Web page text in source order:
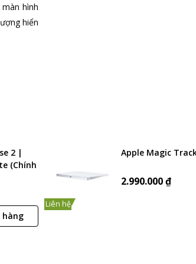
hình
hiển
2 |
(Chính
hàng
Liên hệ
Apple Magic
2.990.000 ₫